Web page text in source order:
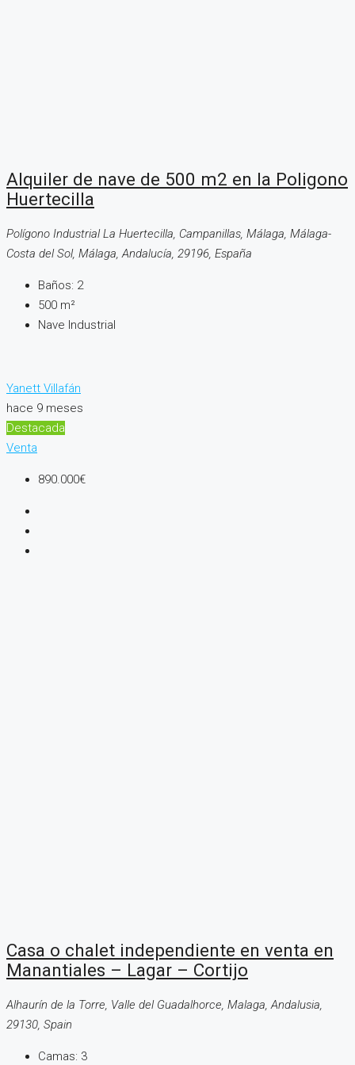
Alquiler de nave de 500 m2 en la Poligono
Huertecilla
Polígono Industrial La Huertecilla, Campanillas, Málaga, Málaga-
Costa del Sol, Málaga, Andalucía, 29196, España
Baños: 2
500 m²
Nave Industrial
Yanett Villafán
hace 9 meses
Destacada
Venta
890.000€
Casa o chalet independiente en venta en
Manantiales – Lagar – Cortijo
Alhaurín de la Torre, Valle del Guadalhorce, Malaga, Andalusia,
29130, Spain
Camas: 3